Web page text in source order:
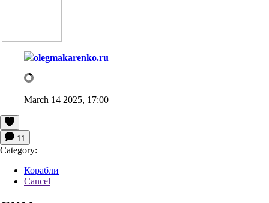
olegmakarenko.ru
March 14 2025, 17:00
11
Category:
Корабли
Cancel